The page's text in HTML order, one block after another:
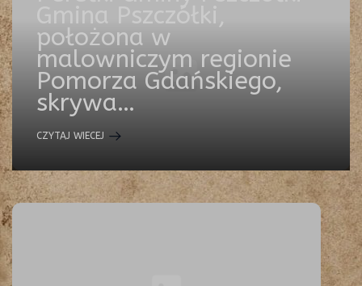
Ę
Gmina Pszczółki,
położona w
malowniczym regionie
Pomorza Gdańskiego,
skrywa…
CZYTAJ WIECEJ